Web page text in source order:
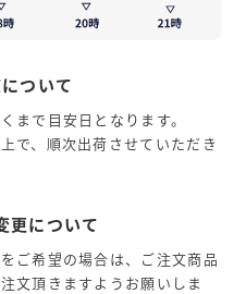
ついて
まで目安日となります。
で、順次出荷させていただき
更について
ご希望の場合は、ご注文商品
文頂きますようお願いしま